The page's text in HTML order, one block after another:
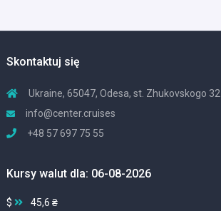
Skontaktuj się
Ukraine, 65047, Odesa, st. Zhukovskogo 32
info@center.cruises
+48 57 697 75 55
Kursy walut dla: 06-08-2026
$
45,6 ₴